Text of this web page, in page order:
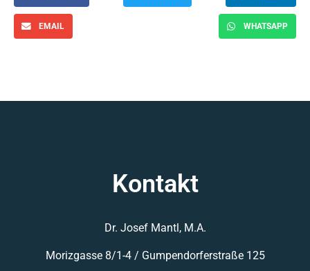
EMAIL WHATSAPP
Kontakt
Dr. Josef Mantl, M.A.
Morizgasse 8/1-4 / Gumpendorferstraße 125